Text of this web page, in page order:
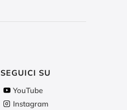
SEGUICI SU
YouTube
Instagram